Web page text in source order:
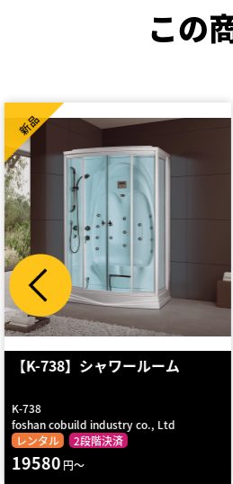
この
シャワーユニット 8034-FST
8034-FST
SHIZENSAUNA
レンタル
2段階決済
新品
5030円～